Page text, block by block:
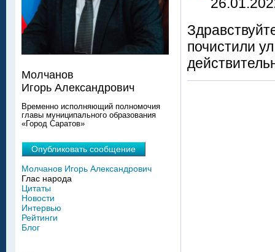
почистили
Молчанов
Игорь Александрович
Временно исполняющий полномочия
главы муниципального образования
«Город Саратов»
Опубликовать сообщение
Молчанов Игорь Александрович
Глас народа
Цитаты
Новости
Интервью
Рейтинги
Блог